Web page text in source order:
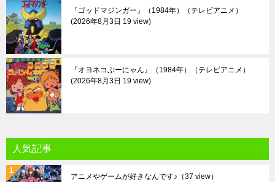
『ゴッドマジンガー』（1984年）（テレビアニメ）
2026年8月3日 19 view
『オヨネコぶーにゃん』（1984年）（テレビアニメ）
2026年8月3日 19 view
人気記事
アニメやゲームが好きなんです♪ （37 view）